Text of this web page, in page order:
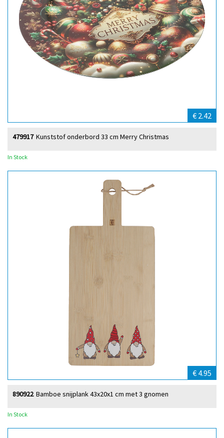
€ 2.42
Kunststof onderbord 33 cm Merry Christmas
479917
In Stock
€ 4.95
Bamboe snijplank 43x20x1 cm met 3 gnomen
890922
In Stock